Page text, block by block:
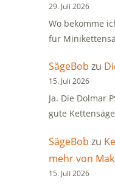
29. Juli 2026
Wo bekomme
für
SägeBob zu
15. Juli 2026
Ja. Die Dolmar
gute
SägeBob zu
mehr von
15. Juli 2026